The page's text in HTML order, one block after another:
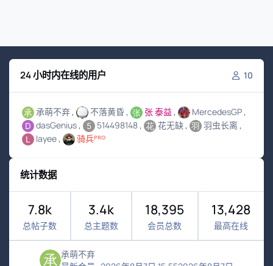
24 小时内在线的用户 10
承萌不弃 不落黄昏 张 泰益
MercedesGP
dasGenius
514498148 花无缺
羽虫长离
layee
骑兵ᴾᴿᴼ
统计数据
7.8k
总帖子数
3.4k
总主题数
18,395
会员总数
13,428
最高在线
承萌不弃